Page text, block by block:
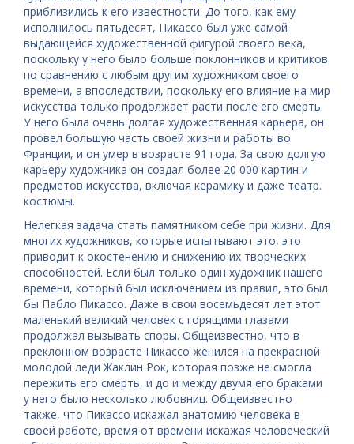
приблизились к его известности. До того, как ему
исполнилось пятьдесят, Пикассо был уже самой
выдающейся художественной фигурой своего века,
поскольку у него было больше поклонников и критиков
по сравнению с любым другим художником своего
времени, а впоследствии, поскольку его влияние на мир
искусства только продолжает расти после его смерть.
У него была очень долгая художественная карьера, он
провел большую часть своей жизни и работы во
Франции, и он умер в возрасте 91 года. За свою долгую
карьеру художника он создал более 20 000 картин и
предметов искусства, включая керамику и даже театр.
костюмы.
Нелегкая задача стать памятником себе при жизни. Для
многих художников, которые испытывают это, это
приводит к окостенению и снижению их творческих
способностей. Если был только один художник нашего
времени, который был исключением из правил, это был
бы Пабло Пикассо. Даже в свои восемьдесят лет этот
маленький великий человек с горящими глазами
продолжал вызывать споры. Общеизвестно, что в
преклонном возрасте Пикассо женился на прекрасной
молодой леди Жаклин Рок, которая позже не смогла
пережить его смерть, и до и между двумя его браками
у него было несколько любовниц. Общеизвестно
также, что Пикассо искажал анатомию человека в
своей работе, время от времени искажая человеческий